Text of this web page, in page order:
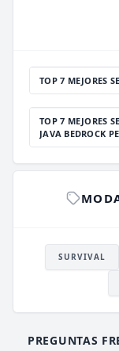
TOP 7 MEJORES
TOP 7 MEJORES
JAVA BEDROCK PE
SURVIVAL
PREGUNTAS